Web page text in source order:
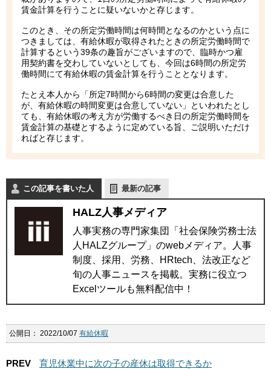
賃金計算を行うことに疑いないかと存じます。
このとき、その所定労働時間は何時間となるのかという点に
つきましては、有給休暇が取得されたときの所定労働時間で
計算するという39条の趣旨がございますので、臨時かつ雇
用契約書を交わしていないとしても、今回は6時間の所定労
働時間にて有給休暇の賃金計算を行うこととなります。
たとえ本人から「所定7時間から6時間の変更は合意した
が、有給休暇の時間変更は合意していない」といわれたとし
ても、有給休暇の考え方が労働するべき日の所定労働時間を
賃金計算の基礎とするように定めている旨、ご説明いただけ
ればと存じます。
この記事を書いた人 最新の記事
HALZ人事メディア
人事実務の専門家集団「社会保険労務士法
人HALZグループ」のwebメディア。人事
制度、採用、労務、HRtech、法改正など
旬の人事ニュースを掲載。実務に役立つ
Excelツールも無料配信中！
公開日： 2022/10/07 有給休暇
PREV
育児休業中に次の子の産休は取得できるか